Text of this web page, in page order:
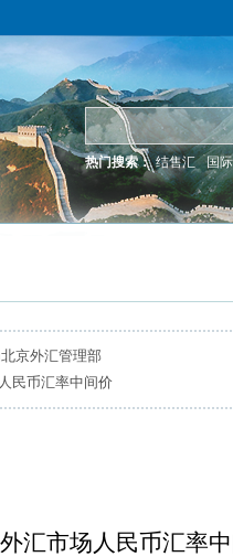
热门搜索： 结售汇 国
京外汇管理部
民币汇率中间价
汇市场人民币汇率中